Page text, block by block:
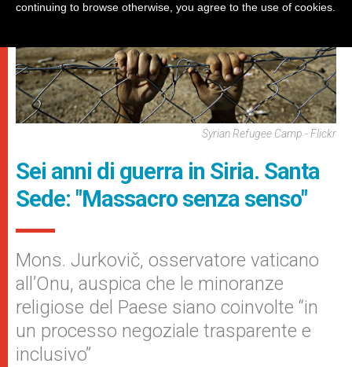
Syrian Refugee Camp - Flickr
Sei anni di guerra in Siria. Santa
Sede: "Massacro senza senso"
Mons. Jurkovič, osservatore vaticano
all’Onu, auspica che le minoranze
religiose del Paese siano coinvolte “in
un processo negoziale trasparente e
inclusivo”
continuing to browse otherwise, you agree to the use of cookies.